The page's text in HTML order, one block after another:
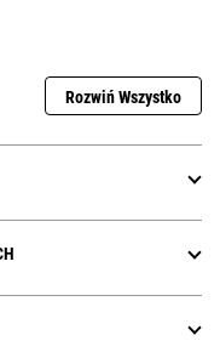
Rozwiń Wszystko